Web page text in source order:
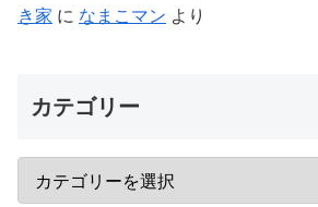
き家 に なまこマン より
カテゴリー